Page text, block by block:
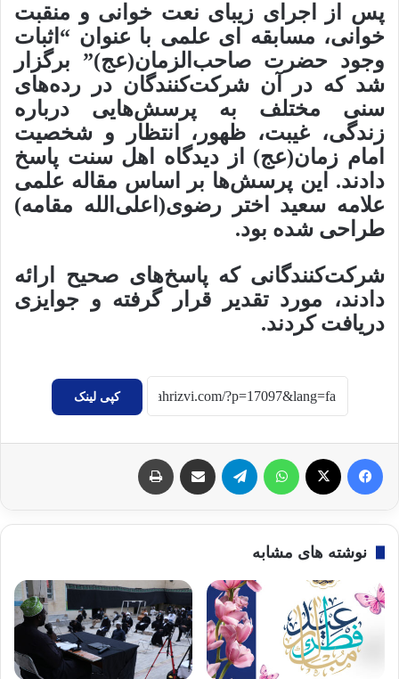
پس از اجرای زیبای نعت خوانی و منقبت
خوانی، مسابقه ای علمی با عنوان “اثبات
وجود حضرت صاحب‌الزمان(عج)” برگزار
شد که در آن شرکت‌کنندگان در رده‌های
سنی مختلف به پرسش‌هایی درباره
زندگی، غیبت، ظهور، انتظار و شخصیت
امام زمان(عج) از دیدگاه اهل سنت پاسخ
دادند. این پرسش‌ها بر اساس مقاله علمی
علامه سعید اختر رضوی(اعلی‌الله مقامه)
طراحی شده بود.
شرکت‌کنندگانی که پاسخ‌های صحیح ارائه
دادند، مورد تقدیر قرار گرفته و جوایزی
دریافت کردند.
کپی لینک
نوشته های مشابه